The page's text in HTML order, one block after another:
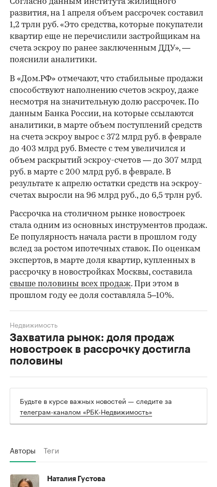
развития, на 1 апреля объем рассрочек составил
1,2 трлн руб. «Это средства, которые покупатели
квартир еще не перечислили застройщикам на
счета эскроу по ранее заключенным ДДУ», —
пояснили аналитики.
В «Дом.РФ» отмечают, что стабильные продажи
способствуют наполнению счетов эскроу, даже
несмотря на значительную долю рассрочек. По
данным Банка России, на которые ссылаются
аналитики, в марте объем поступлений средств
на счета эскроу вырос с 372 млрд руб. в феврале
до 403 млрд руб. Вместе с тем увеличился и
объем раскрытий эскроу-счетов — до 307 млрд
руб. в марте с 200 млрд руб. в феврале. В
результате к апрелю остатки средств на эскроу-
счетах выросли на 96 млрд руб., до 6,5 трлн руб.
Рассрочка на столичном рынке новостроек
стала одним из основных инструментов продаж.
Ее популярность начала расти в прошлом году
вслед за ростом ипотечных ставок. По оценкам
экспертов, в марте доля квартир, купленных в
рассрочку в новостройках Москвы, составила
свыше половины всех продаж. При этом в
прошлом году ее доля составляла 5–10%.
Захватила рынок: доля продаж
новостроек в рассрочку достигла
половины
Недвижимость
Будьте в курсе важных новостей — следите за
телеграм-каналом «РБК-Недвижимость»
Авторы Теги
Наталия Густова